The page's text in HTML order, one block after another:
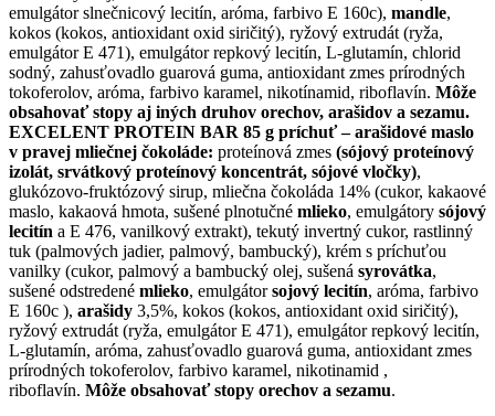
emulgátor slnečnicový lecitín, aróma, farbivo E 160c), mandle,
kokos (kokos, antioxidant oxid siričitý), ryžový extrudát (ryža,
emulgátor E 471), emulgátor repkový lecitín, L-glutamín, chlorid
sodný, zahusťovadlo guarová guma, antioxidant zmes prírodných
tokoferolov, aróma, farbivo karamel, nikotínamid, riboflavín. Môže
obsahovať stopy aj iných druhov orechov, arašidov a sezamu.
EXCELENT PROTEIN BAR 85 g príchuť – arašidové maslo
v pravej mliečnej čokoláde: proteínová zmes (sójový proteínový
izolát, srvátkový proteínový koncentrát, sójové vločky),
glukózovo-fruktózový sirup, mliečna čokoláda 14% (cukor, kakaové
maslo, kakaová hmota, sušené plnotučné mlieko, emulgátory sójový
lecitín a E 476, vanilkový extrakt), tekutý invertný cukor, rastlinný
tuk (palmových jadier, palmový, bambucký), krém s príchuťou
vanilky (cukor, palmový a bambucký olej, sušená syrovátka,
sušené odstredené mlieko, emulgátorsojový lecitín, aróma, farbivo
E 160c ), arašidy 3,5%, kokos (kokos, antioxidant oxid siričitý),
ryžový extrudát (ryža, emulgátor E 471), emulgátor repkový lecitín,
L-glutamín, aróma, zahusťovadlo guarová guma, antioxidant zmes
prírodných tokoferolov, farbivo karamel, nikotinamid ,
riboflavín. Môže obsahovať stopy orechov a sezamu.